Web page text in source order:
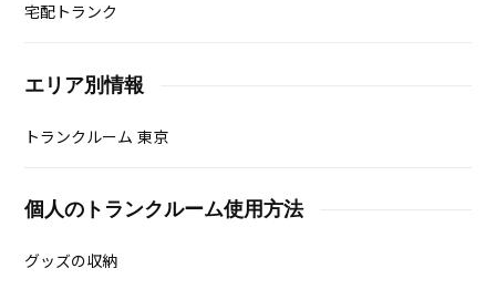
宅配トランク
エリア別情報
トランクルーム 東京
個人のトランクルーム使用方法
グッズの収納